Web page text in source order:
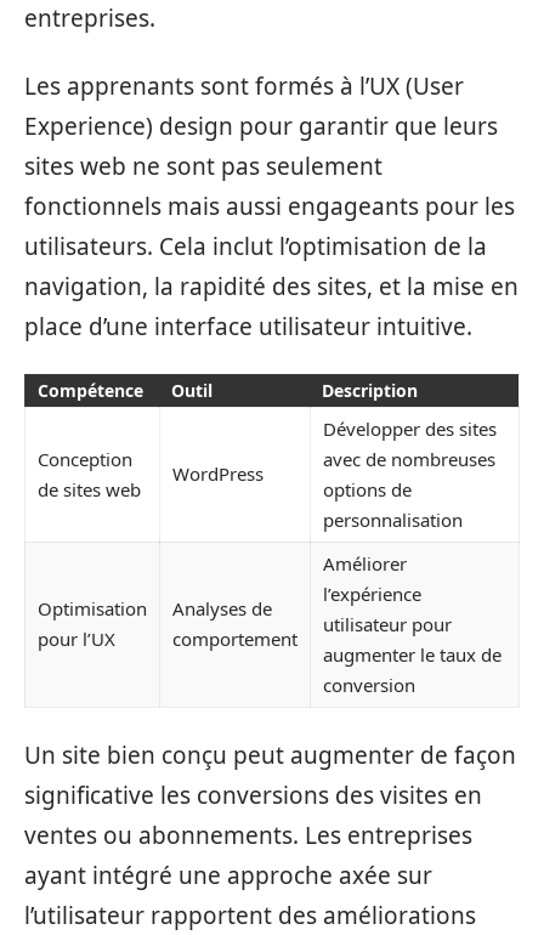
entreprises.
Les apprenants sont formés à l’UX (User
Experience) design pour garantir que leurs
sites web ne sont pas seulement
fonctionnels mais aussi engageants pour les
utilisateurs. Cela inclut l’optimisation de la
navigation, la rapidité des sites, et la mise en
place d’une interface utilisateur intuitive.
Compétence Outil Description
Conception
de sites web
WordPress
Développer des sites
avec de nombreuses
options de
personnalisation
Optimisation
pour l’UX
Analyses de
comportement
Améliorer
l’expérience
utilisateur pour
augmenter le taux de
conversion
Un site bien conçu peut augmenter de façon
significative les conversions des visites en
ventes ou abonnements. Les entreprises
ayant intégré une approche axée sur
l’utilisateur rapportent des améliorations